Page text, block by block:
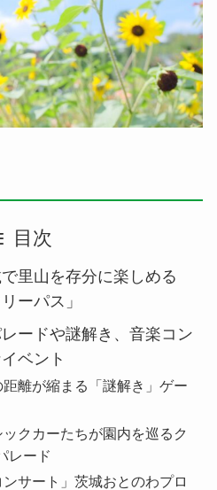
目次
里山を存分に楽しめる
ーパス」
ードや謎解き、音楽コン
ベント
離が縮まる「謎解き」ゲー
クカーたちが園内を巡るク
レード
サート」茨城おとのわプロ